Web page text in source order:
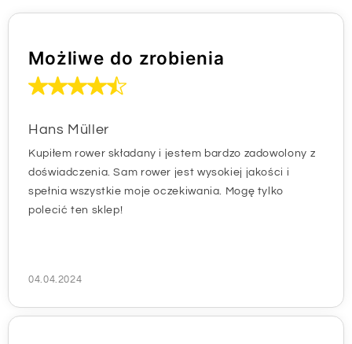
Możliwe do zrobienia
Hans Müller
Kupiłem rower składany i jestem bardzo zadowolony z
doświadczenia. Sam rower jest wysokiej jakości i
spełnia wszystkie moje oczekiwania. Mogę tylko
polecić ten sklep!
04.04.2024